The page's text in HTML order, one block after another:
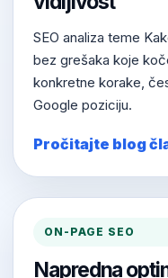
SEO analiza teme
bez grešaka koje
konkretne korake,
Google poziciju.
Pročitajte blog
ON-PAGE SEO
Napredna